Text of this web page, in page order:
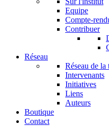
Equipe
Compte-
Contribuer
Réseau
Réseau de
Intervenants
Initiatives
Liens
Auteurs
Boutique
Contact